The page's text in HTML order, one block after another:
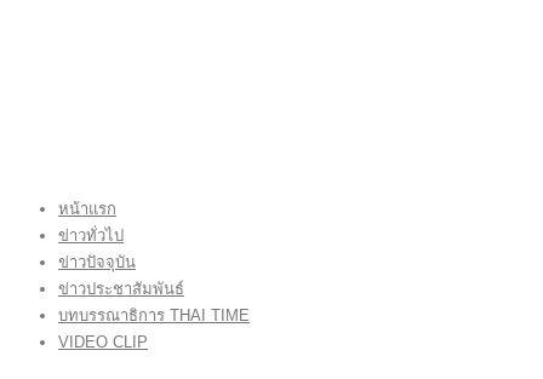
หน้าแรก
ข่าวทั่วไป
ข่าวปัจจุบัน
ข่าวประชาสัมพันธ์
บทบรรณาธิการ THAI TIME
VIDEO CLIP